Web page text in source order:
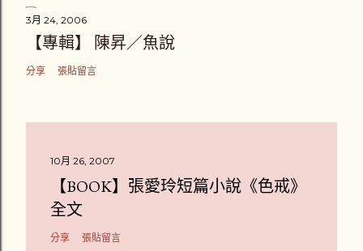
3月 24, 2006
【專輯】 陳昇／魚說
分享 張貼留言
10月 26, 2007
【BOOK】張愛玲短篇小說《色戒》
全文
分享 張貼留言